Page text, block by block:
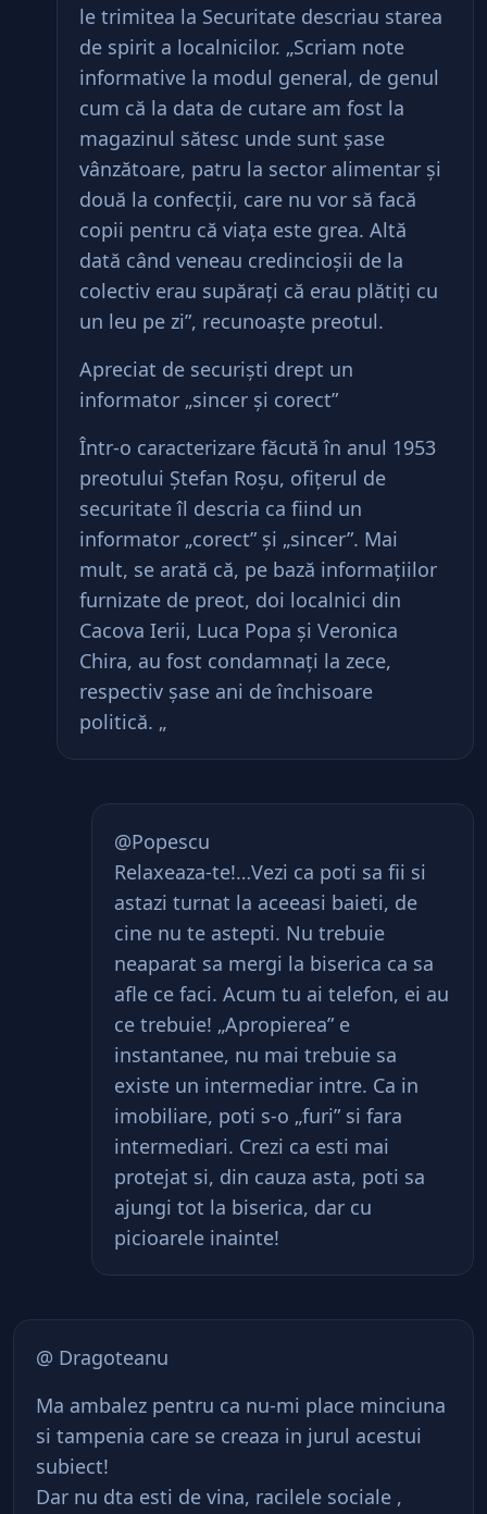
le trimitea la Securitate descriau starea
de spirit a localnicilor. „Scriam note
informative la modul general, de genul
cum că la data de cutare am fost la
magazinul sătesc unde sunt şase
vânzătoare, patru la sector alimentar şi
două la confecţii, care nu vor să facă
copii pentru că viaţa este grea. Altă
dată când veneau credincioşii de la
colectiv erau supăraţi că erau plătiţi cu
un leu pe zi”, recunoaşte preotul.
Apreciat de securişti drept un
informator „sincer şi corect”
Într-o caracterizare făcută în anul 1953
preotului Ştefan Roşu, ofiţerul de
securitate îl descria ca fiind un
informator „corect” şi „sincer”. Mai
mult, se arată că, pe bază informaţiilor
furnizate de preot, doi localnici din
Cacova Ierii, Luca Popa şi Veronica
Chira, au fost condamnaţi la zece,
respectiv şase ani de închisoare
politică. „
@Popescu
Relaxeaza-te!…Vezi ca poti sa fii si
astazi turnat la aceeasi baieti, de
cine nu te astepti. Nu trebuie
neaparat sa mergi la biserica ca sa
afle ce faci. Acum tu ai telefon, ei au
ce trebuie! „Apropierea” e
instantanee, nu mai trebuie sa
existe un intermediar intre. Ca in
imobiliare, poti s-o „furi” si fara
intermediari. Crezi ca esti mai
protejat si, din cauza asta, poti sa
ajungi tot la biserica, dar cu
picioarele inainte!
@ Dragoteanu
Ma ambalez pentru ca nu-mi place minciuna
si tampenia care se creaza in jurul acestui
subiect!
Dar nu dta esti de vina, racilele sociale ,